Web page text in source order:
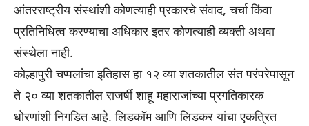
आंतरराष्ट्रीय संस्थांशी कोणत्याही प्रकारचे संवाद, चर्चा किंवा
प्रतिनिधित्व करण्याचा अधिकार इतर कोणत्याही व्यक्ती अथवा
संस्थेला नाही.
कोल्हापुरी चप्पलांचा इतिहास हा १२ व्या शतकातील संत परंपरेपासून
ते २० व्या शतकातील राजर्षी शाहू महाराजांच्या प्रगतिकारक
धोरणांशी निगडित आहे. लिडकॉम आणि लिडकर यांचा एकत्रित